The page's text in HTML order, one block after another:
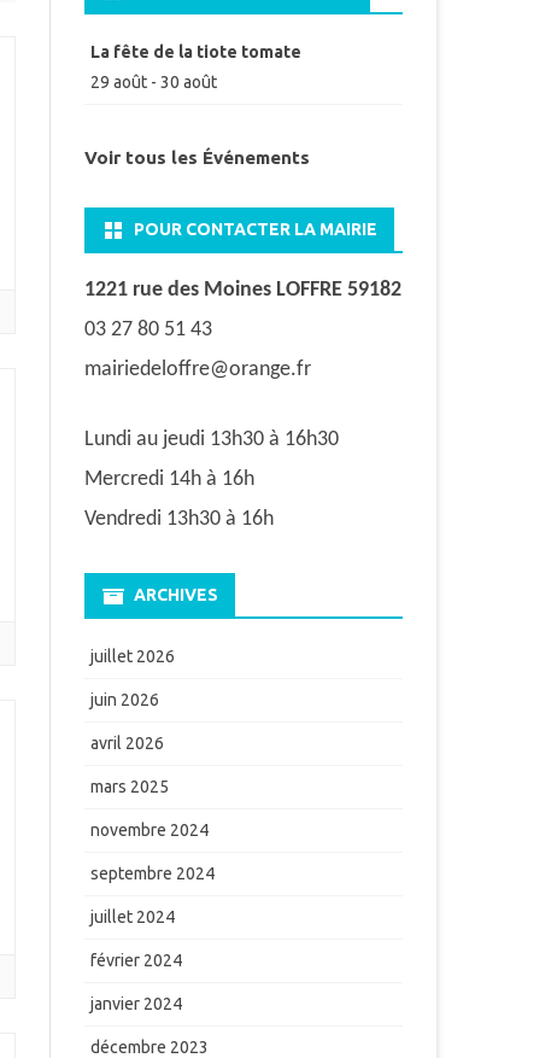
La fête de la tiote tomate
29 août- 30 août
Voir tous les Événements
POUR CONTACTER LA MAIRIE
1221 rue des Moines LOFFRE 59182
03 27 80 51 43
mairiedeloffre@orange.fr
Lundi au jeudi 13h30 à 16h30
Mercredi 14h à 16h
Vendredi 13h30 à 16h
ARCHIVES
juillet 2026
juin 2026
avril 2026
mars 2025
novembre 2024
septembre 2024
juillet 2024
février 2024
janvier 2024
décembre 2023